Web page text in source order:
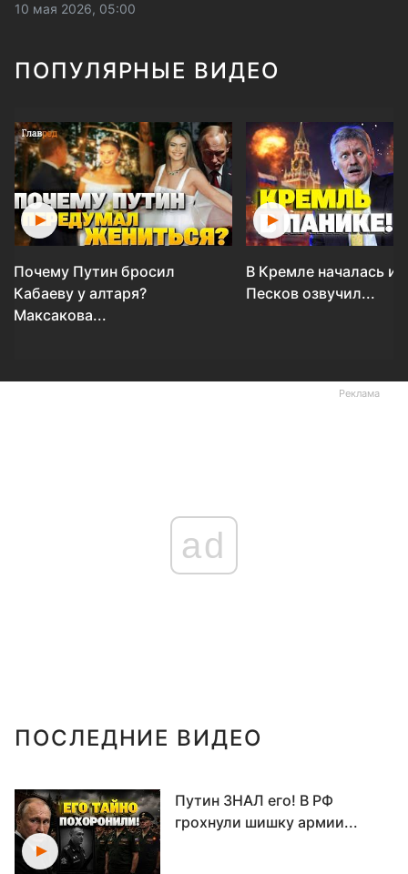
10 мая 2026, 05:00
ПОПУЛЯРНЫЕ ВИДЕО
Почему Путин бросил
Кабаеву у алтаря?
Максакова...
В Кремле началась
Песков озвучил...
Реклама
ad
ПОСЛЕДНИЕ ВИДЕО
Путин ЗНАЛ его! В РФ
грохнули шишку армии...